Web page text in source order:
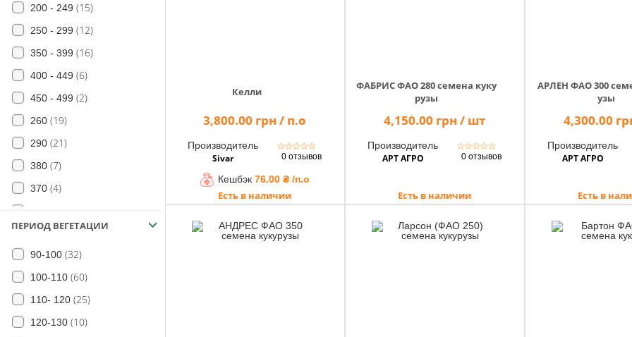
200 - 249 (15)
250 - 299 (12)
350 - 399 (16)
400 - 449 (6)
450 - 499 (2)
260 (19)
290 (21)
380 (7)
370 (4)
300(11)
230(11)
350(11)
280 (18)
180(4)
ПЕРИОД ВЕГЕТАЦИИ
90-100 (32)
100-110 (60)
110- 120 (25)
120-130 (10)
Келли
3,800.00 грн / п.о
Производитель
Sivar
☆☆☆☆☆
0 отзывов
Кешбэк76.00 ₴ /п.о
Есть в наличии
ФАБРИС ФАО 280 семена куку
рузы
4,150.00 грн / шт
Производитель
АРТ АГРО
☆☆☆☆☆
0 отзывов
Есть в наличии
АРЛЕН ФАО 300
узы
4,300.00
Производитель
АРТ АГРО
Есть в